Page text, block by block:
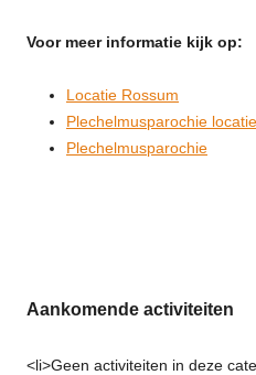
Voor meer informatie kijk op:
Locatie Rossum
Plechelmusparochie
Plechelmusparochie
Aankomende activiteiten
<li>Geen activiteiten in deze